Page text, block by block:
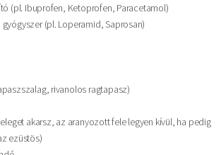
(pl. Ibuprofen, Ketoprofen, Paracetamol)
gyógyszer (pl. Loperamid, Saprosan)
rivanolos ragtapasz)
akarsz, az aranyozott fele legyen kívül, ha pedig
ezüstös)